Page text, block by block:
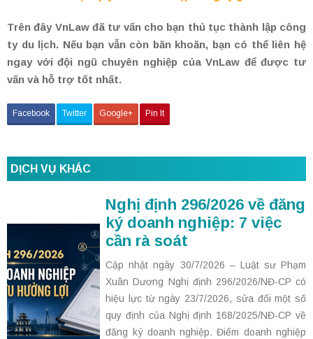
Trên đây VnLaw đã tư vấn cho bạn thủ tục thành lập công
ty du lịch. Nếu bạn vẫn còn băn khoăn, bạn có thể liên hệ
ngay với đội ngũ chuyên nghiệp của VnLaw để được tư
vấn và hỗ trợ tốt nhất.
Facebook Twitter Google+ Pin It
DỊCH VỤ KHÁC
Nghị định 296/2026 về đăng
ký doanh nghiệp: 7 việc
cần rà soát
Cập nhật ngày 30/7/2026 – Luật sư Phạm
Xuân Dương Nghị định 296/2026/NĐ-CP có
hiệu lực từ ngày 23/7/2026, sửa đổi một số
quy định của Nghị định 168/2025/NĐ-CP về
đăng ký doanh nghiệp. Điểm doanh nghiệp